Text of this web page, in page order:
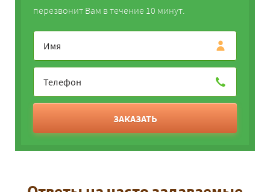
перезвонит Вам в течение 10 минут.
ЗАКАЗАТЬ